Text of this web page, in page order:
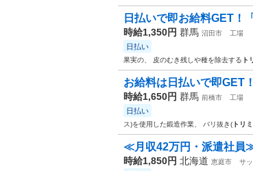
日払いで即お給料GET！
時給1,350円 群馬 沼田市 工場
日払い
果実の、 皮のむき残しや種を除去する ト
お給料は日払いで即GET
時給1,650円 群馬 前橋市 工場
日払い
ス)を使用した鍛造作業、 バリ抜き( トリ
≪月収42万円・派遣社員
時給1,850円 北海道 恵庭市 サ